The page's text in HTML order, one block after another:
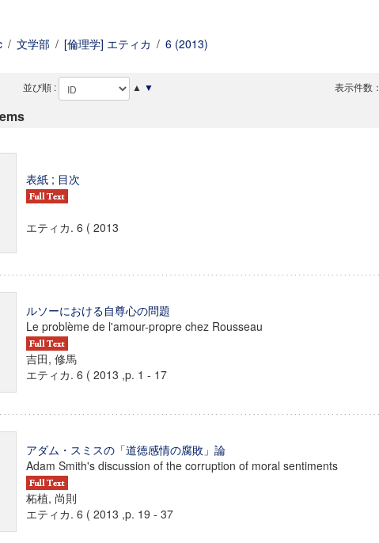
/ 文学部 / [倫理学] エティカ / 6 (2013)
並び順 : ▲ ▼ 表示件数：
表紙 ; 目次
エティカ. 6 ( 2013
ルソーにおける自尊心の問題
Le problème de l'amour-propre chez Rousseau
吉田, 修馬
エティカ. 6 ( 2013 ,p. 1 - 17
アダム・スミスの「道徳感情の腐敗」論
Adam Smith's discussion of the corruption of moral sentiments
柘植, 尚則
エティカ. 6 ( 2013 ,p. 19 - 37